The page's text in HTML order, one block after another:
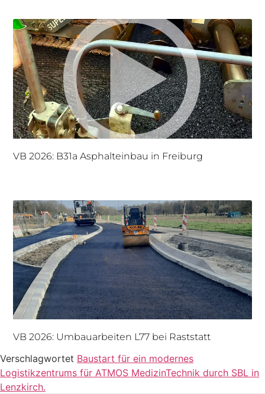
VB 2026: B31a Asphalteinbau in Freiburg
VB 2026: Umbauarbeiten L77 bei Raststatt
Verschlagwortet Baustart für ein modernes
Logistikzentrums für ATMOS MedizinTechnik durch SBL in
Lenzkirch.